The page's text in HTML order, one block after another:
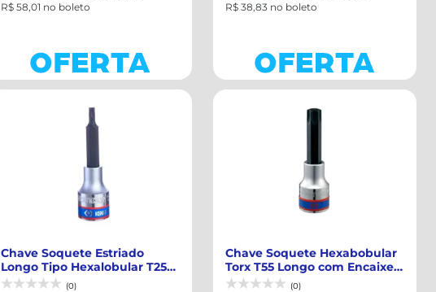
R$ 58,01 no boleto
R$ 38,83 no boleto
Chave Soquete Estriado
Longo Tipo Hexalobular T25
Encaixe 1/...(0)
Chave Soquete Hexabobular
Torx T55 Longo com Encaixe
de 1/2"...
(0)